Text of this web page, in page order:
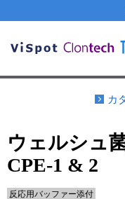
機能解析・サイレンシ
PCR・等温増幅
リアルタイムPCR（
その他 ライセンスに関
遺伝子組換え生物該当製
研究支援ツール
Cut-Site Navigator 制限酵
In-Fusion Cloning プ
抗体検索サイト
リアルタイムPCR
カ
ウェルシュ
CPE-1 & 2
反応用バッファー添付